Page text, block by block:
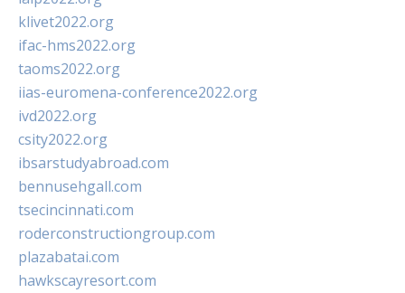
klivet2022.org
ifac-hms2022.org
taoms2022.org
iias-euromena-conference2022.org
ivd2022.org
csity2022.org
ibsarstudyabroad.com
bennusehgall.com
tsecincinnati.com
roderconstructiongroup.com
plazabatai.com
hawkscayresort.com